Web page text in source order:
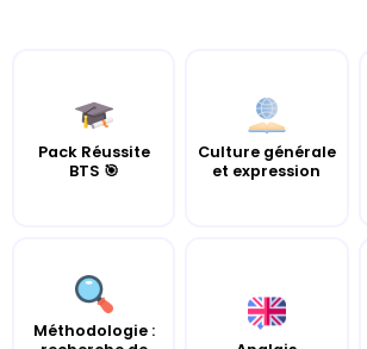
Pack Réussite
BTS 🎯
Culture générale
et expression
Méthodologie :